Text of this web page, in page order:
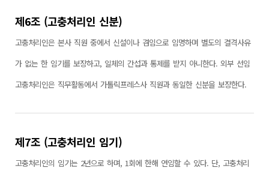
제6조 (고충처리인 신분)
고충처리인은 본사 직원 중에서 신설이나 겸임으로 임명하며 별도의 결격사유
가 없는 한 임기를 보장하고, 일체의 간섭과 통제를 받지 아니한다. 외부 선임
고충처리인은 직무활동에서 가톨릭프레스사 직원과 동일한 신분을 보장한다.
제7조 (고충처리인 임기)
고충처리인의 임기는 2년으로 하며, 1회에 한해 연임할 수 있다. 단, 고충처리